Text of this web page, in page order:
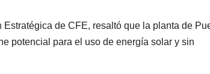
de CFE, resaltó que la planta de
potencial para el uso de energía solar y sin